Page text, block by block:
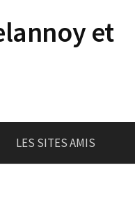
et
LES SITES AMIS